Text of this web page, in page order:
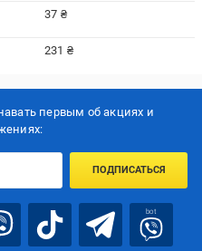
37 ₴
231 ₴
первым об акцияx и
ПОДПИСАТЬСЯ
bot